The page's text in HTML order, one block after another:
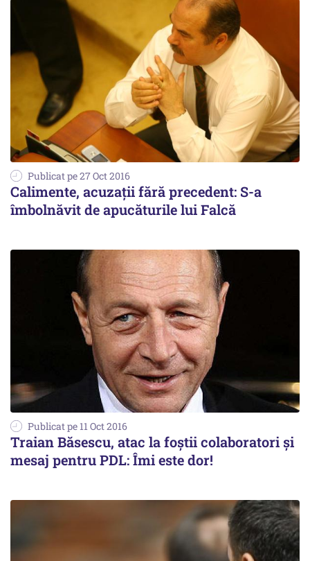
Publicat pe 27 Oct 2016
Calimente, acuzații fără precedent: S-a
îmbolnăvit de apucăturile lui Falcă
Publicat pe 11 Oct 2016
Traian Băsescu, atac la foștii colaboratori și
mesaj pentru PDL: Îmi este dor!